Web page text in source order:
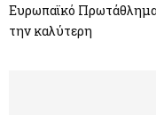
Ευρωπαϊκό
την καλύτερη